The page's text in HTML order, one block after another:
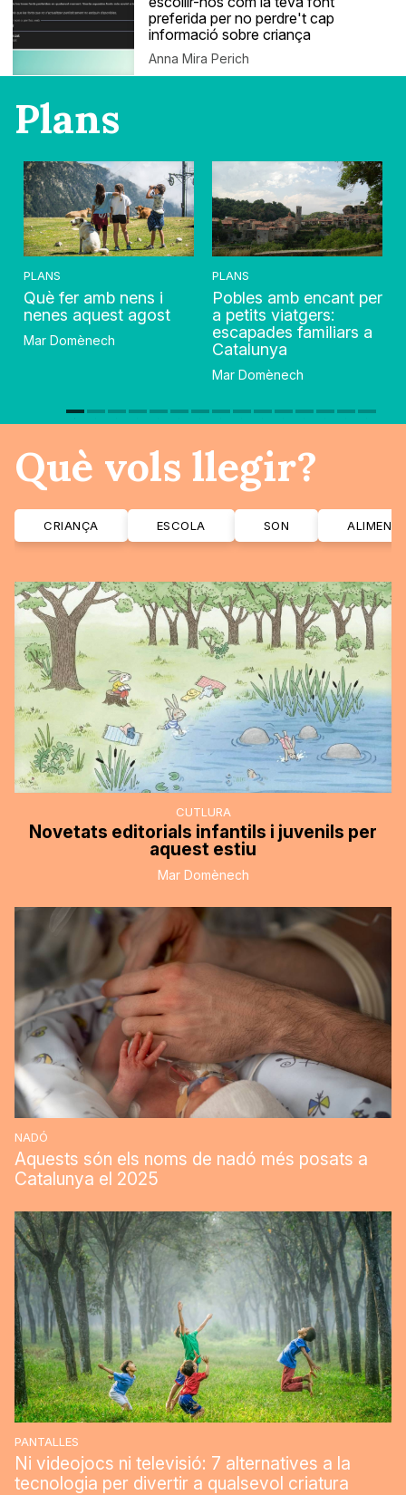
preferida per no perdre't cap
informació sobre criança
Anna Mira Perich
Plans
PLANS
Què fer amb nens i
nenes aquest agost
Mar Domènech
PLANS
Pobles amb encant per
a petits viatgers:
escapades familiars a
Catalunya
Mar Domènech
Què vols llegir?
CRIANÇA ESCOLA SON
NADÓ
Aquests són els noms de nadó més posats a
Catalunya el 2025
PANTALLES
Ni videojocs ni televisió: 7 alternatives a la
tecnologia per divertir a qualsevol criatura
CUTLURA
Novetats editorials infantils i juvenils per
aquest estiu
Mar Domènech